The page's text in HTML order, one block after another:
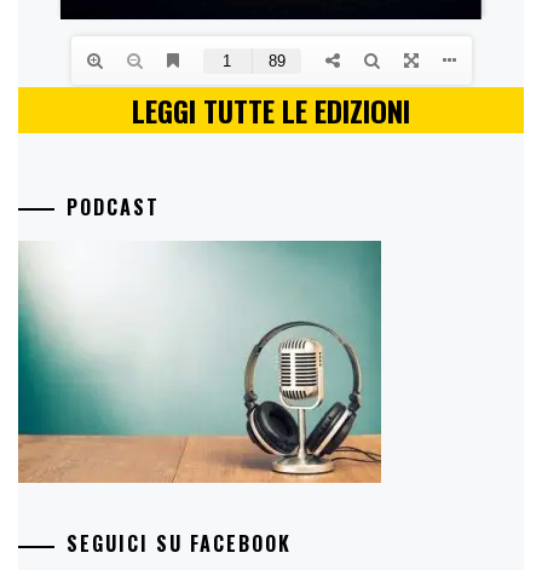
LEGGI TUTTE LE EDIZIONI
PODCAST
SEGUICI SU FACEBOOK